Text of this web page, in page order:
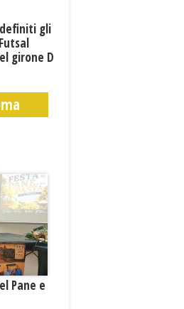
il
gli
girone D
Pane e